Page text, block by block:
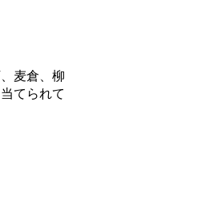
麦倉、柳
てられて